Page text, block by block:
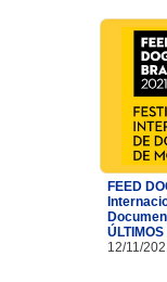
FEED
12/11/